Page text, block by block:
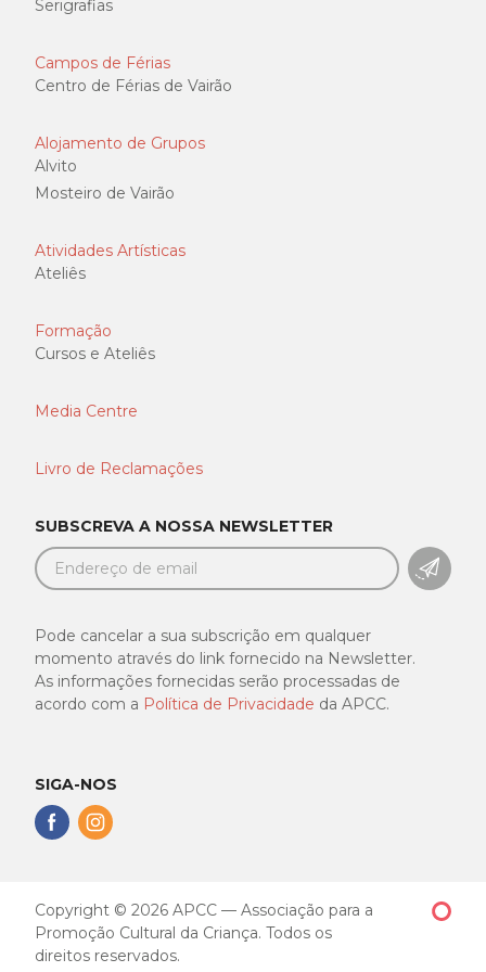
Serigrafias
Campos de Férias
Centro de Férias de Vairão
Alojamento de Grupos
Alvito
Mosteiro de Vairão
Atividades Artísticas
Ateliês
Formação
Cursos e Ateliês
Media Centre
Livro de Reclamações
SUBSCREVA A NOSSA NEWSLETTER
Pode cancelar a sua subscrição em qualquer
momento através do link fornecido na Newsletter.
As informações fornecidas serão processadas de
acordo com a Política de Privacidade da APCC.
SIGA-NOS
Siga-
nos
Siga-
nos
Copyright © 2026 APCC — Associação para a
Promoção Cultural da Criança. Todos os
direitos reservados.
Made